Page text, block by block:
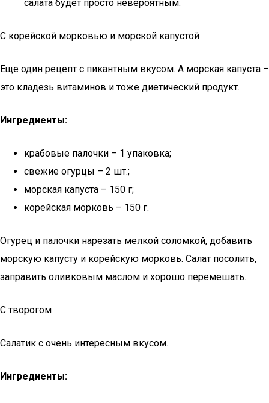
салата будет просто невероятным.
С корейской морковью и морской капустой
Еще один рецепт с пикантным вкусом. А морская капуста –
это кладезь витаминов и тоже диетический продукт.
Ингредиенты:
крабовые палочки – 1 упаковка;
свежие огурцы – 2 шт.;
морская капуста – 150 г;
корейская морковь – 150 г.
Огурец и палочки нарезать мелкой соломкой, добавить
морскую капусту и корейскую морковь. Салат посолить,
заправить оливковым маслом и хорошо перемешать.
С творогом
Салатик с очень интересным вкусом.
Ингредиенты: